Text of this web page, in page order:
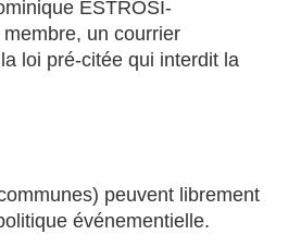
ESTROSI-
un courrier
loi pré-citée qui interdit la
peuvent librement
événementielle.